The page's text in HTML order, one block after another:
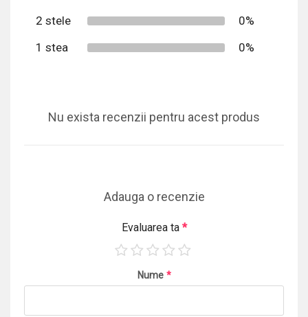
2 stele
0%
1 stea
0%
Nu exista recenzii pentru acest produs
Adauga o recenzie
Evaluarea ta *
Nume *